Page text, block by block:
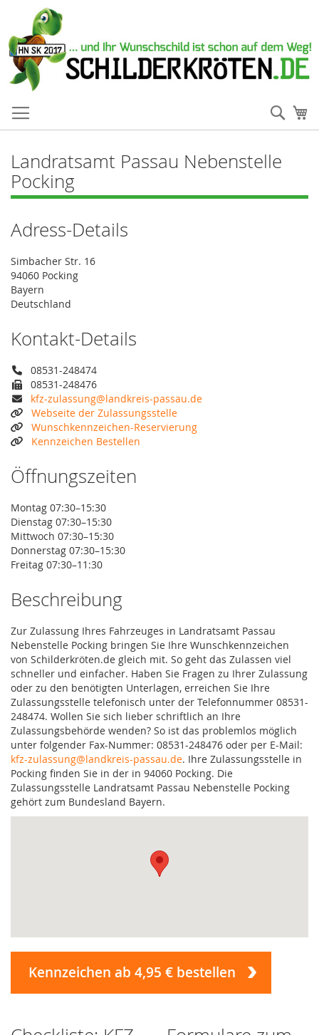
Landratsamt Passau Nebenstelle
Pocking
Adress-Details
Simbacher Str. 16
94060 Pocking
Bayern
Deutschland
Kontakt-Details
08531-248474
08531-248476
kfz-zulassung@landkreis-passau.de
Webseite der Zulassungsstelle
Wunschkennzeichen-Reservierung
Kennzeichen Bestellen
Öffnungszeiten
Montag 07:30–15:30
Dienstag 07:30–15:30
Mittwoch 07:30–15:30
Donnerstag 07:30–15:30
Freitag 07:30–11:30
Beschreibung
Zur Zulassung Ihres Fahrzeuges in Landratsamt Passau
Nebenstelle Pocking bringen Sie Ihre Wunschkennzeichen
von Schilderkröten.de gleich mit. So geht das Zulassen viel
schneller und einfacher. Haben Sie Fragen zu Ihrer Zulassung
oder zu den benötigten Unterlagen, erreichen Sie Ihre
Zulassungsstelle telefonisch unter der Telefonnummer 08531-
248474. Wollen Sie sich lieber schriftlich an Ihre
Zulassungsbehörde wenden? So ist das problemlos möglich
unter folgender Fax-Nummer: 08531-248476 oder per E-Mail:
kfz-zulassung@landkreis-passau.de. Ihre Zulassungsstelle in
Pocking finden Sie in der in 94060 Pocking. Die
Zulassungsstelle Landratsamt Passau Nebenstelle Pocking
gehört zum Bundesland Bayern.
Kennzeichen ab 4,95 € bestellen